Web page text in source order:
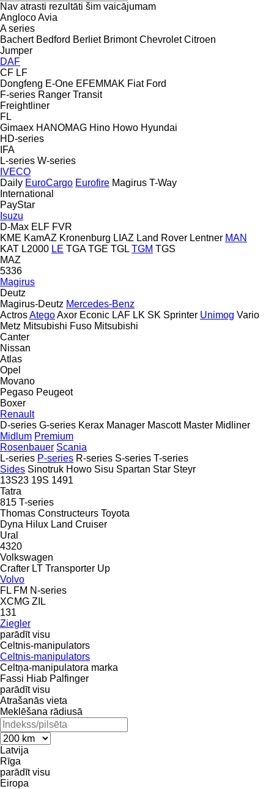
Nav atrasti rezultāti šim vaicājumam
AnglocoAvia
A series
Bachert Bedford Berliet Brimont Chevrolet Citroen
Jumper
DAF
CF LF
Dongfeng E-One EFEMMAK Fiat Ford
F-series Ranger Transit
Freightliner
FL
Gimaex HANOMAG Hino Howo Hyundai
HD-series
IFA
L-series W-series
IVECO
Daily EuroCargo Eurofire Magirus T-Way
International
PayStar
Isuzu
D-Max ELF FVR
KME KamAZ Kronenburg LIAZ Land Rover Lentner MAN
KAT L2000 LE TGA TGE TGL TGM TGS
MAZ
5336
Magirus
Deutz
Magirus-Deutz Mercedes-Benz
ActrosAtegoAxor Econic LAF LK SK Sprinter Unimog Vario
Metz Mitsubishi Fuso Mitsubishi
Canter
Nissan
Atlas
Opel
Movano
Pegaso Peugeot
Boxer
Renault
D-series G-series Kerax Manager Mascott Master Midliner
Midlum Premium
Rosenbauer Scania
L-series P-series R-series S-series T-series
Sides Sinotruk Howo Sisu Spartan Star Steyr
13S23 19S 1491
Tatra
815 T-series
Thomas Constructeurs Toyota
Dyna Hilux Land Cruiser
Ural
4320
Volkswagen
Crafter LT Transporter Up
Volvo
FL FM N-series
XCMG ZIL
131
Ziegler
parādīt visu
Celtnis-manipulators
Celtnis-manipulators
Celtņa-manipulatora marka
Fassi Hiab Palfinger
parādīt visu
Atrašanās vieta
Meklēšana rādiusā
Latvija
Rīga
parādīt visu
Eiropa